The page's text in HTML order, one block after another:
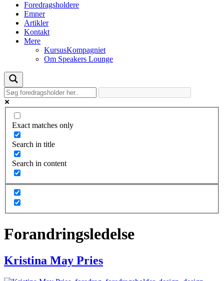
Foredragsholdere
Emner
Artikler
Kontakt
Mere
KursusKompagniet
Om Speakers Lounge
Exact matches only
Search in title
Search in content
Forandringsledelse
Kristina May Pries